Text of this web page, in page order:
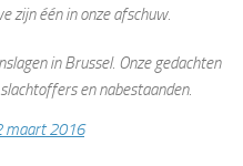
zijn één in onze afschuw.
in Brussel. Onze gedachten
en nabestaanden.
maart 2016